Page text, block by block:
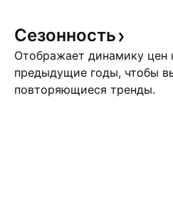
Сезонность
Отображает динамику цен
предыдущие годы, чтобы
повторяющиеся тренды.